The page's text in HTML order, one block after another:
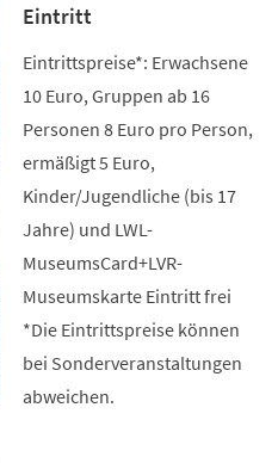
Eintritt
Eintrittspreise*: Erwachsene
10 Euro, Gruppen ab 16
Personen 8 Euro pro Person,
ermäßigt 5 Euro,
Kinder/Jugendliche (bis 17
Jahre) und LWL-
MuseumsCard+LVR-
Museumskarte Eintritt frei
*Die Eintrittspreise können
bei Sonderveranstaltungen
abweichen.